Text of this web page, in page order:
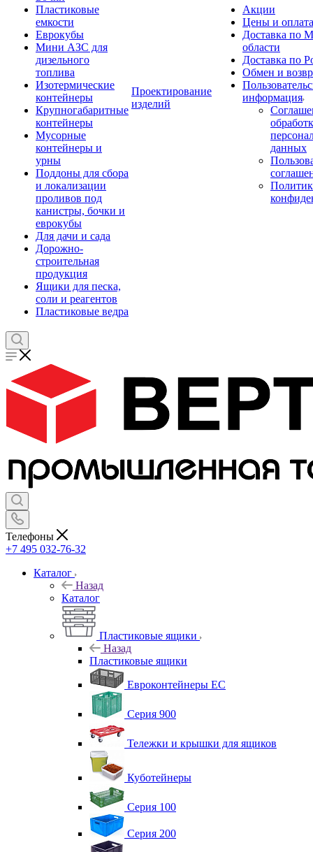
Пластиковые
емкости
Еврокубы
Мини АЗС для
дизельного
топлива
Изотермические
контейнеры
Крупногабаритные
контейнеры
Мусорные
контейнеры и
урны
Поддоны для сбора
и локализации
проливов под
канистры, бочки и
еврокубы
Для дачи и сада
Дорожно-
строительная
продукция
Ящики для песка,
соли и реагентов
Пластиковые ведра
Проектирование
изделий
Акции
Цены и оплата
Доставка по
области
Доставка по
Обмен и
информация
данных
Телефоны
+7 495 032-76-32
Каталог
Назад
Каталог
Пластиковые ящики
Назад
Пластиковые ящики
Евроконтейнеры ЕС
Серия 900
Тележки и крышки для ящиков
Куботейнеры
Серия 100
Серия 200